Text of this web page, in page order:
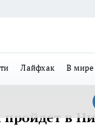
Лайфхак В мире
пройдет в